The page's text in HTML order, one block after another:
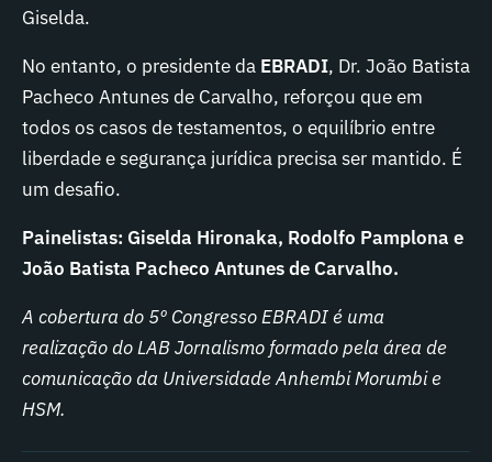
Giselda.
No entanto, o presidente da EBRADI, Dr. João Batista
Pacheco Antunes de Carvalho, reforçou que em
todos os casos de testamentos, o equilíbrio entre
liberdade e segurança jurídica precisa ser mantido. É
um desafio.
Painelistas: Giselda Hironaka, Rodolfo Pamplona e
João Batista Pacheco Antunes de Carvalho.
A cobertura do 5º Congresso EBRADI é uma
realização do LAB Jornalismo formado pela área de
comunicação da Universidade Anhembi Morumbi e
HSM.